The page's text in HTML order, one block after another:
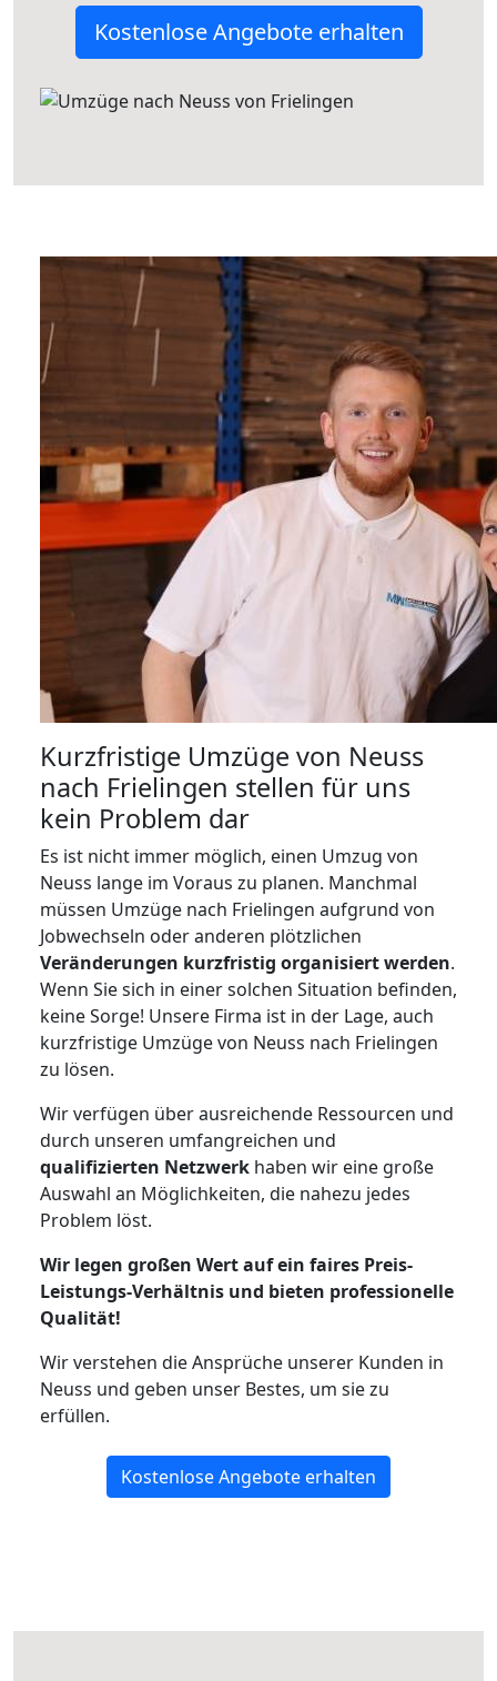
Kostenlose Angebote erhalten
Kurzfristige Umzüge von Neuss
nach Frielingen stellen für uns
kein Problem dar
Es ist nicht immer möglich, einen Umzug von
Neuss lange im Voraus zu planen. Manchmal
müssen Umzüge nach Frielingen aufgrund von
Jobwechseln oder anderen plötzlichen
Veränderungen kurzfristig organisiert werden.
Wenn Sie sich in einer solchen Situation befinden,
keine Sorge! Unsere Firma ist in der Lage, auch
kurzfristige Umzüge von Neuss nach Frielingen
zu lösen.
Wir verfügen über ausreichende Ressourcen und
durch unseren umfangreichen und
qualifizierten Netzwerk haben wir eine große
Auswahl an Möglichkeiten, die nahezu jedes
Problem löst.
Wir legen großen Wert auf ein faires Preis-
Leistungs-Verhältnis und bieten professionelle
Qualität!
Wir verstehen die Ansprüche unserer Kunden in
Neuss und geben unser Bestes, um sie zu
erfüllen.
Kostenlose Angebote erhalten